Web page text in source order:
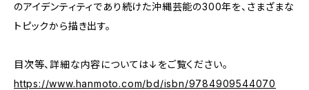
のアイデンティティであり続けた沖縄芸能の300年を、さまざまな
トピックから描き出す。
目次等、詳細な内容については↓をご覧ください。
https://www.hanmoto.com/bd/isbn/9784909544070